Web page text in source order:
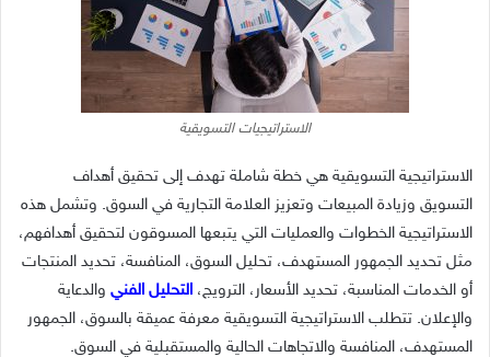
الاستراتيجيات التسويقية
الاستراتيجية التسويقية هي خطة شاملة تهدف إلى تحقيق أهداف
التسويق وزيادة المبيعات وتعزيز العلامة التجارية في السوق. وتشمل هذه
الاستراتيجية الخطوات والعمليات التي يتبعها المسوقون لتحقيق أهدافهم،
مثل تحديد الجمهور المستهدف، تحليل السوق، المنافسة، تحديد المنتجات
أو الخدمات المناسبة، تحديد الأسعار، الترويج، التحليل الفني والدعاية
والإعلان. تتطلب الاستراتيجية التسويقية معرفة عميقة بالسوق، الجمهور
المستهدف، المنافسة والاتجاهات الحالية والمستقبلية في السوق.